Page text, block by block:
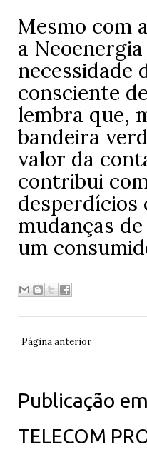
Mesmo com
a
necessidade
consciente
lembra que,
bandeira
valor da
contribui
desperdícios
mudanças
um
Página anterior
Publicação
TELECOM